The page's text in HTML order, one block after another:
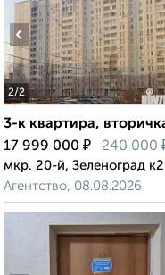
2/2
‹
3-к квартира,
17 999 000 ₽ 240 000
мкр. 20-й, Зеленоград
Агентство, 08.08.2026